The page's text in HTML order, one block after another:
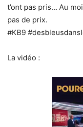
t’ont pas pris… Au
pas de prix.
#KB9
La vidéo :